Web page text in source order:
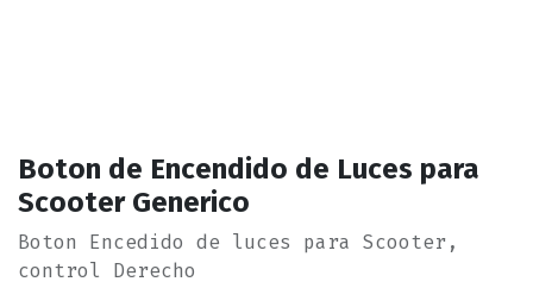
Boton de Encendido de Luces para
Scooter Generico
Boton Encedido de luces para Scooter,
control Derecho